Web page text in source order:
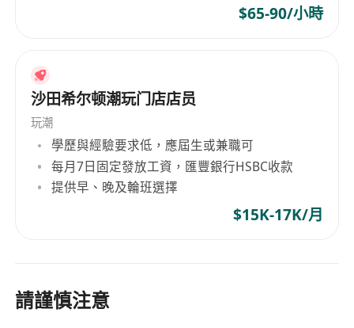
$65-90/小時
沙田希尔顿潮玩门店店员
玩潮
學歷與經驗要求低，應屆生或兼職可
每月7日固定發放工資，匯豐銀行HSBC收款
提供早、晚及輪班選擇
$15K-17K/月
請謹慎注意